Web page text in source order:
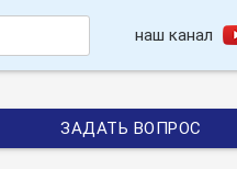
наш канал
ЗАДАТЬ ВОПРОС